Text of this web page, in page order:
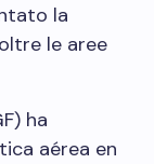
la
le aree
ha
aérea en